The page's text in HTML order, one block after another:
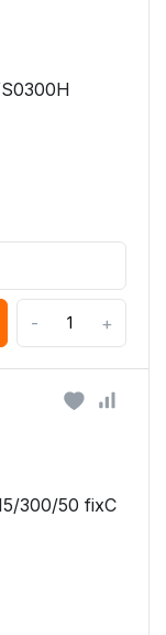
- +
300/50 fixC